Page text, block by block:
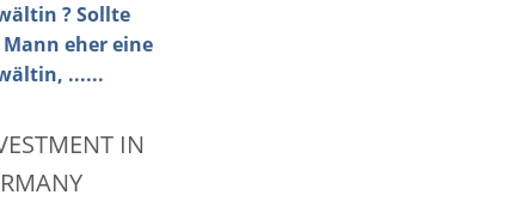
? Sollte
eher eine
......
IN